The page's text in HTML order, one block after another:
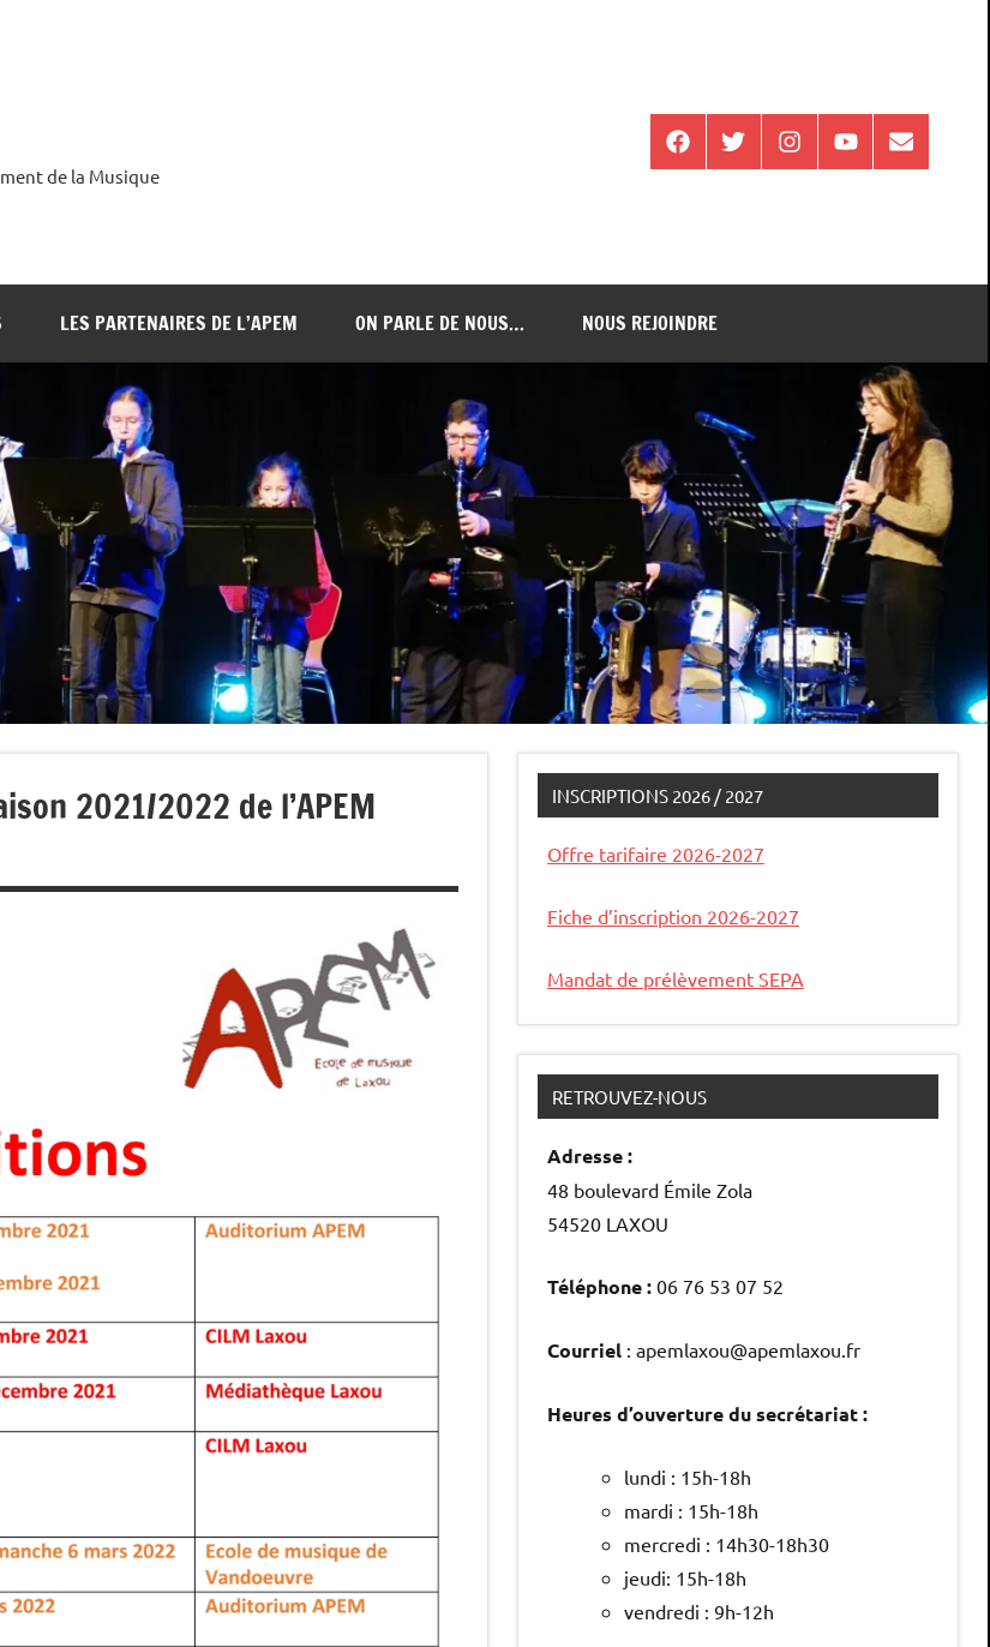
de la Musique
FacebookTwitterInstagramYoutube
E-
LES PARTENAIRES DE L’APEM ON PARLE DE NOUS… NOUS REJOINDRE
2021/2022 de l’APEM
INSCRIPTIONS 2026 / 2027
Offre tarifaire 2026-2027
Fiche d’inscription 2026-2027
Mandat de prélèvement SEPA
RETROUVEZ-NOUS
Adresse :
48 boulevard Émile Zola
54520 LAXOU
Téléphone : 06 76 53 07 52
Courriel : apemlaxou@apemlaxou.fr
Heures d’ouverture du secrétariat :
lundi : 15h-18h
mardi : 15h-18h
mercredi : 14h30-18h30
jeudi: 15h-18h
vendredi : 9h-12h